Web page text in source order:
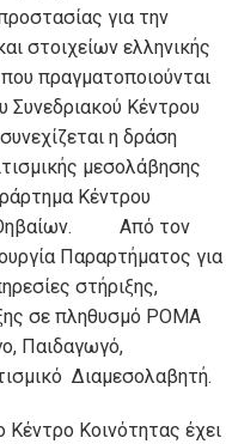
για την
στοιχείων ελληνικής
πραγματοποιούνται
Κέντρου
η δράση
μεσολάβησης
Κέντρου
Θηβαίων. Από τον
Παραρτήματος για
στήριξης,
σε πληθυσμό ΡΟΜΑ
Παιδαγωγό,
Διαμεσολαβητή.
Κέντρο Κοινότητας έχει